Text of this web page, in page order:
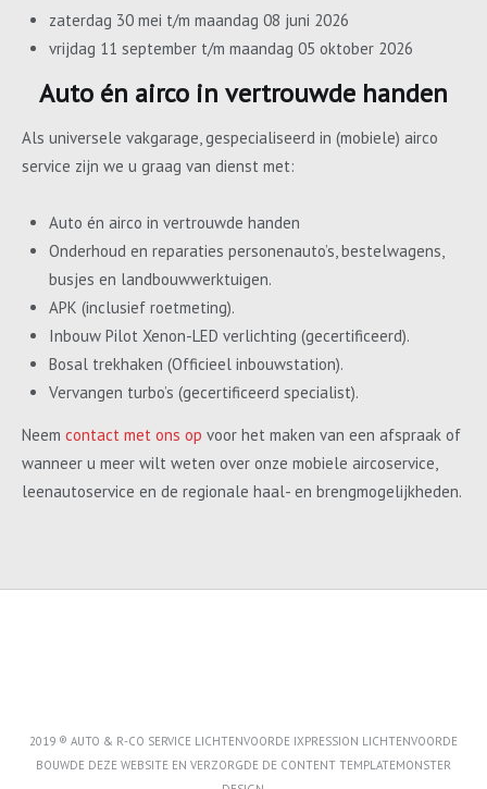
zaterdag 30 mei t/m maandag 08 juni 2026
vrijdag 11 september t/m maandag 05 oktober 2026
Auto én airco in vertrouwde handen
Als universele vakgarage, gespecialiseerd in (mobiele) airco
service zijn we u graag van dienst met:
Auto én airco in vertrouwde handen
Onderhoud en reparaties personenauto’s, bestelwagens,
busjes en landbouwwerktuigen.
APK (inclusief roetmeting).
Inbouw Pilot Xenon-LED verlichting (gecertificeerd).
Bosal trekhaken (Officieel inbouwstation).
Vervangen turbo’s (gecertificeerd specialist).
Neem contact met ons op voor het maken van een afspraak of
wanneer u meer wilt weten over onze mobiele aircoservice,
leenautoservice en de regionale haal- en brengmogelijkheden.
2019 ® AUTO & R-CO SERVICE LICHTENVOORDE IXPRESSION LICHTENVOORDE
BOUWDE DEZE WEBSITE EN VERZORGDE DE CONTENT TEMPLATEMONSTER